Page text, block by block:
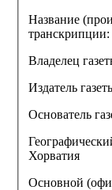
Название
транскрипции:
Владелец
Издатель
Основатель
Хорватия
Основной